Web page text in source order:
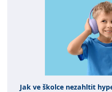
Jak ve školce nezahltit